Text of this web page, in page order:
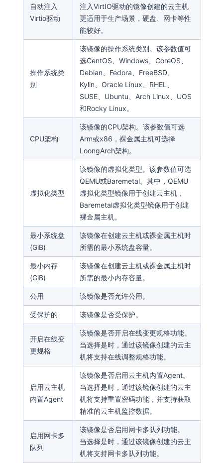
自动注入
Virtio驱动
注入VirtIO驱动的镜像创建的云主机
更适用于生产场景，硬盘、网卡等性
能较好。
操作系统类
别
该镜像的操作系统类别。该参数值可
选CentOS、Windows、CoreOS、
Debian、Fedora、FreeBSD、
Kylin、Oracle Linux、RHEL、
SUSE、Ubuntu、Arch Linux、UOS
和Rocky Linux。
CPU架构
该镜像的CPU架构。该参数值可选
Arm或x86，裸金属主机可选择
LoongArch架构。
虚拟化类型
该镜像的虚拟化类型。该参数值可选
QEMU或Baremetal。其中，QEMU
虚拟化类型镜像用于创建云主机，
Baremetal虚拟化类型镜像用于创建
裸金属主机。
最小系统盘
(GiB)
该镜像在创建云主机或裸金属主机时
所需的最小系统盘容量。
最小内存
(GiB)
该镜像在创建云主机或裸金属主机时
所需的最小内存容量。
公用 该镜像是否允许公用。
受保护的 该镜像是否受保护。
开启在线变
更规格
该镜像是否开启在线变更规格功能。
当选择是时，通过该镜像创建的云主
机将支持在线调整规格功能。
启用云主机
内置Agent
该镜像是否启用云主机内置Agent。
当选择是时，通过该镜像创建的云主
机将支持重置密码功能，并支持获取
精准的云主机监控数据。
启用网卡多
队列
该镜像是否启用网卡多队列功能。
当选择是时，通过该镜像创建的云主
机将支持网卡多队列功能。